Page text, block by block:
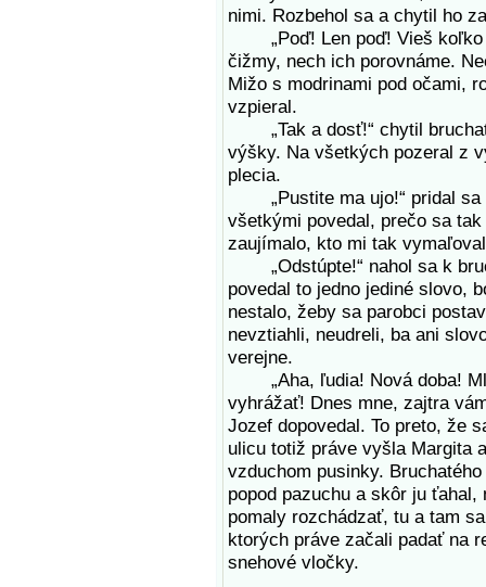
nimi. Rozbehol sa a chytil ho
„Poď! Len poď! Vieš koľko
čižmy, nech ich porovnáme.
Mižo s modrinami pod očami,
vzpieral.
„Tak a dosť!“ chytil
výšky. Na všetkých pozeral z
plecia.
„Pustite ma ujo!“ pridal sa i
všetkými povedal, prečo sa
zaujímalo, kto mi tak
„Odstúpte!“ nahol sa k
povedal to jedno jediné slovo,
nestalo, žeby sa parobci
nevztiahli, neudreli, ba ani
verejne.
„Aha, ľudia! Nová doba!
vyhrážať! Dnes mne, zajtra
Jozef dopovedal. To preto, že
ulicu totiž práve vyšla Margita
vzduchom pusinky.
popod pazuchu a skôr ju
pomaly rozchádzať, tu a tam
ktorých práve začali padať na
snehové vločky.